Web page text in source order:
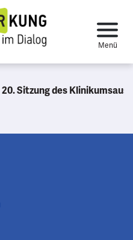
20. Sitzung des